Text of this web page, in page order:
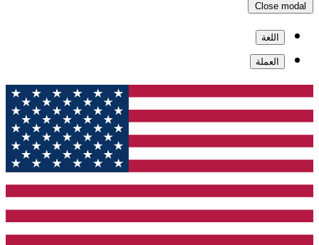
Close modal
اللغة
العملة